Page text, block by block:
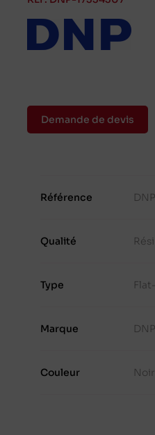
Demande de devis
Référence
Qualité
Type
Marque
Couleur Noir